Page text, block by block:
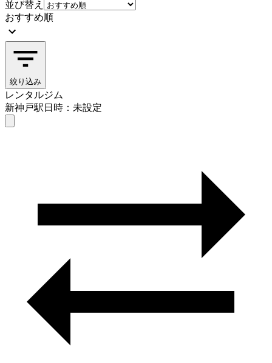
並び替え
おすすめ順
絞り込み
レンタルジム
新神戸駅日時：未設定